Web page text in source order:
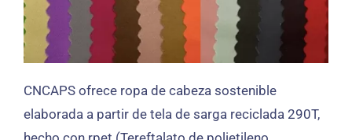
CNCAPS ofrece ropa de cabeza sostenible
elaborada a partir de tela de sarga reciclada 290T,